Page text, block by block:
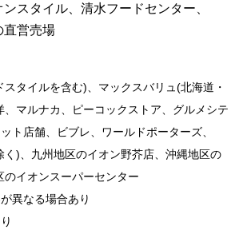
スタイル、清水フードセンター、
直営売場
タイルを含む)、マックスバリュ(北海道・
マルナカ、
ピーコックストア、グルメシテ
ト店舗、ビブレ、ワールドポーターズ、
く)、九州地区のイオン野芥店、沖縄地区の
のイオンスーパーセンター
異なる場合あり